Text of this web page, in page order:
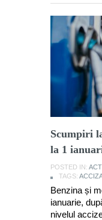
Scumpiri
la 1
POSTED IN:
TAGS:
Benzina și
ianuarie,
nivelul